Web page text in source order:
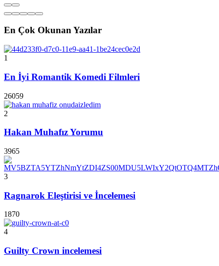
En Çok Okunan Yazılar
1
En İyi Romantik Komedi Filmleri
26059
2
Hakan Muhafız Yorumu
3965
3
Ragnarok Eleştirisi ve İncelemesi
1870
4
Guilty Crown incelemesi